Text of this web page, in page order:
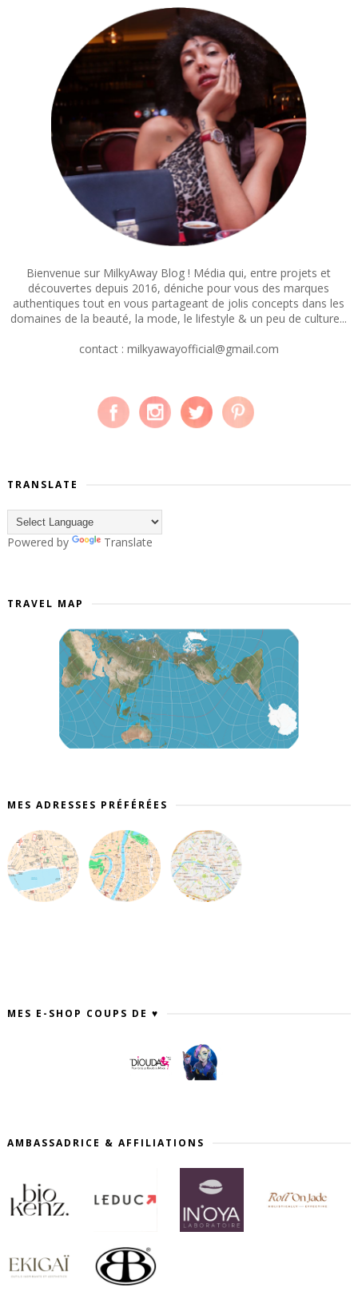
Bienvenue sur MilkyAway Blog ! Média qui, entre projets et
découvertes depuis 2016, déniche pour vous des marques
authentiques tout en vous partageant de jolis concepts dans les
domaines de la beauté, la mode, le lifestyle & un peu de culture...
contact : milkyawayofficial@gmail.com
TRANSLATE
Powered by Translate
TRAVEL MAP
MES ADRESSES PRÉFÉRÉES
MES E-SHOP COUPS DE ♥
AMBASSADRICE & AFFILIATIONS